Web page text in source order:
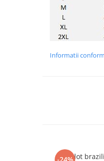
Informatii
Chilot